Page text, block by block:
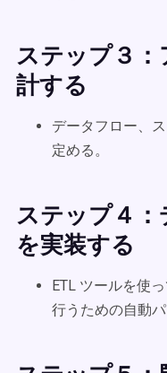
ステップ３
計する
データフロー、
定める。
ステップ４
を実装する
ETL ツールを使
行うための自動